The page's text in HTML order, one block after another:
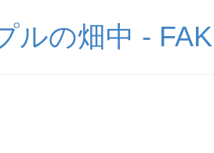
ルの畑中 -